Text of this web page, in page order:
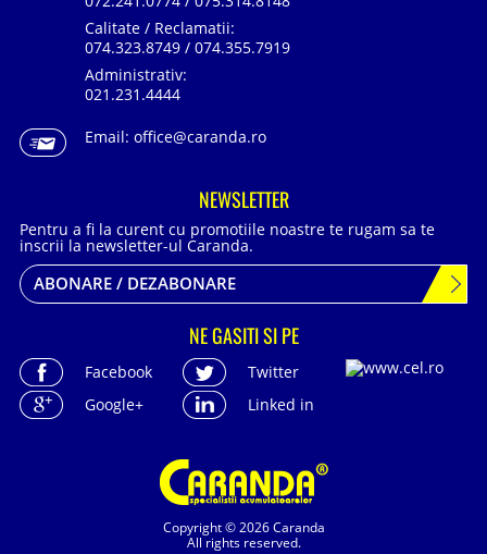
Copyright © 2026 Caranda
All rights reserved.
Calitate / Reclamatii:
074.323.8749 / 074.355.7919
Administrativ:
021.231.4444
Email: office@caranda.ro
NEWSLETTER
Pentru a fi la curent cu promotiile noastre te rugam sa te
inscrii la newsletter-ul Caranda.
ABONARE / DEZABONARE
NE GASITI SI PE
Facebook
Twitter
Google+
Linked in